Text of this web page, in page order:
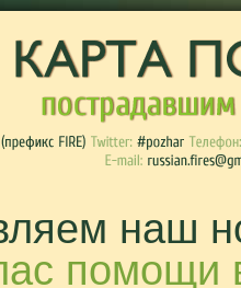
наш
помощи